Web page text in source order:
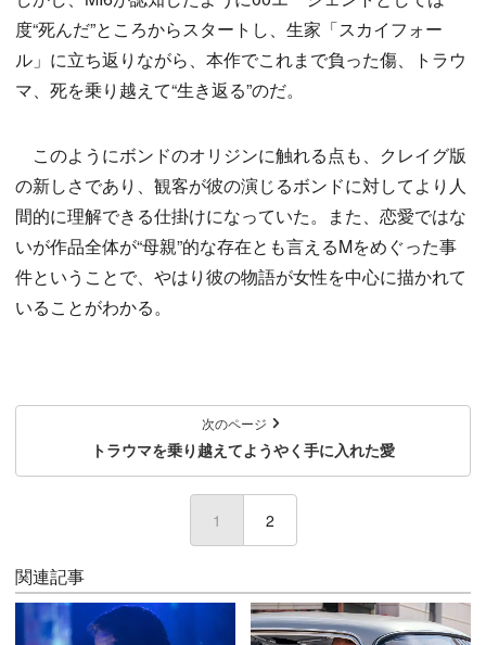
度“死んだ”ところからスタートし、生家「スカイフォー
ル」に立ち返りながら、本作でこれまで負った傷、トラウ
マ、死を乗り越えて“生き返る”のだ。
このようにボンドのオリジンに触れる点も、クレイグ版
の新しさであり、観客が彼の演じるボンドに対してより人
間的に理解できる仕掛けになっていた。また、恋愛ではな
いが作品全体が“母親”的な存在とも言えるMをめぐった事
件ということで、やはり彼の物語が女性を中心に描かれて
いることがわかる。
次のページ
トラウマを乗り越えてようやく手に入れた愛
1 (current)
2
関連記事